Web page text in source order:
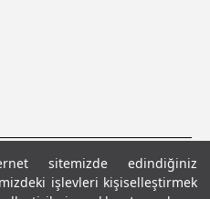
sitemizde edindiğiniz
işlevleri kişiselleştirmek